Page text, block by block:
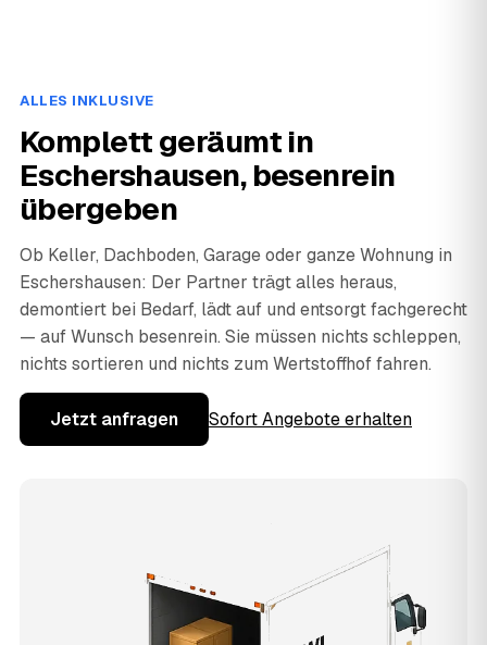
ALLES INKLUSIVE
Komplett geräumt in
Eschershausen, besenrein
übergeben
Ob Keller, Dachboden, Garage oder ganze Wohnung in
Eschershausen: Der Partner trägt alles heraus,
demontiert bei Bedarf, lädt auf und entsorgt fachgerecht
— auf Wunsch besenrein. Sie müssen nichts schleppen,
nichts sortieren und nichts zum Wertstoffhof fahren.
Jetzt anfragen Sofort Angebote erhalten